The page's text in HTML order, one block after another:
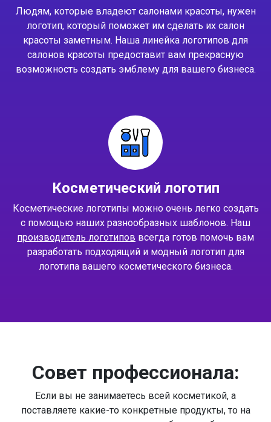
Людям, которые владеют салонами красоты, нужен
логотип, который поможет им сделать их салон
красоты заметным. Наша линейка логотипов для
салонов красоты предоставит вам прекрасную
возможность создать эмблему для вашего бизнеса.
Косметический логотип
Косметические логотипы можно очень легко создать
с помощью наших разнообразных шаблонов. Наш
производитель логотипов всегда готов помочь вам
разработать подходящий и модный логотип для
логотипа вашего косметического бизнеса.
Совет профессионала:
Если вы не занимаетесь всей косметикой, а
поставляете какие-то конкретные продукты, то на